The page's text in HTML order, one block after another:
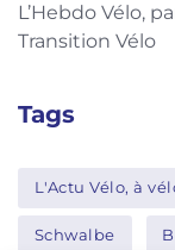
L’Hebdo Vélo,
Transition Vélo
Tags
L'Actu Vélo, à
Schwalbe